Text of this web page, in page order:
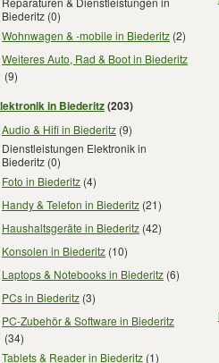
Biederitz (0)
Wohnwagen & -mobile in Biederitz (2)
Weiteres Auto, Rad & Boot in Biederitz
(9)
in Biederitz(203)
Audio & Hifi in Biederitz (9)
Dienstleistungen Elektronik in
Biederitz (0)
Foto in Biederitz (4)
Handy & Telefon in Biederitz (21)
Haushaltsgeräte in Biederitz (42)
Konsolen in Biederitz (10)
Laptops & Notebooks in Biederitz (6)
PCs in Biederitz (3)
PC-Zubehör & Software in Biederitz
(34)
Tablets & Reader in Biederitz (1)